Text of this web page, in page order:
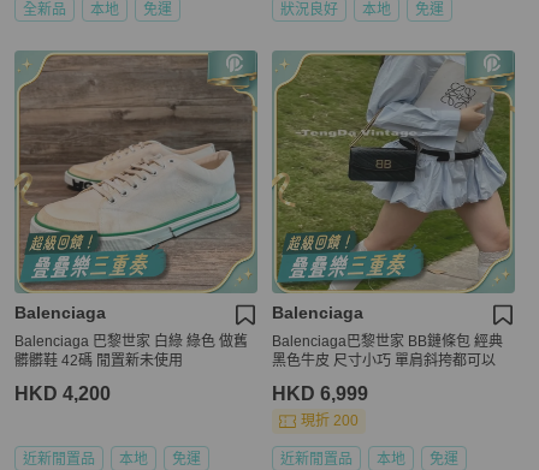
全新品 本地 免運 狀況良好 本地 免運
Balenciaga
Balenciaga 巴黎世家 白綠 綠色 做舊
髒髒鞋 42碼 閒置新未使用
HKD 4,200
近新閒置品 本地 免運
Balenciaga
Balenciaga巴黎世家 BB鏈條包 經典
黑色牛皮 尺寸小巧 單肩斜挎都可以
HKD 6,999
現折 200
近新閒置品 本地 免運